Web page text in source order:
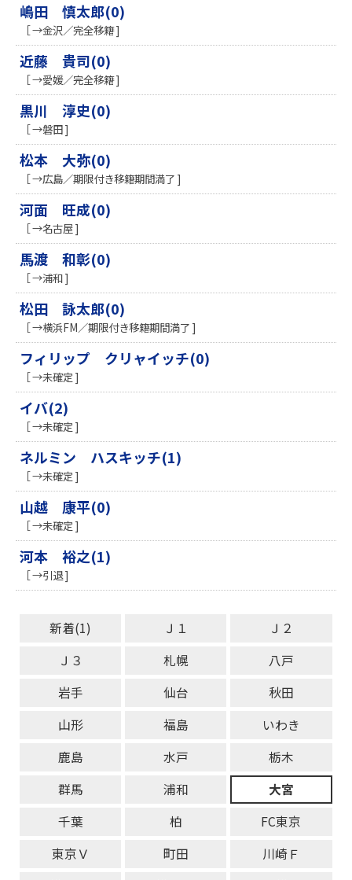
嶋田 慎太郎(0)
［ →金沢／完全移籍 ]
近藤 貴司(0)
［ →愛媛／完全移籍 ]
黒川 淳史(0)
［ →磐田 ]
松本 大弥(0)
［ →広島／期限付き移籍期間満了 ]
河面 旺成(0)
［ →名古屋 ]
馬渡 和彰(0)
［ →浦和 ]
松田 詠太郎(0)
［ →横浜FM／期限付き移籍期間満了 ]
フィリップ クリャイッチ(0)
［ →未確定 ]
イバ(2)
［ →未確定 ]
ネルミン ハスキッチ(1)
［ →未確定 ]
山越 康平(0)
［ →未確定 ]
河本 裕之(1)
［ →引退 ]
新着(1) Ｊ１
Ｊ２
Ｊ３
札幌
八戸
岩手
仙台
秋田
山形
福島
いわき
鹿島
水戸
栃木
群馬
浦和
大宮
千葉
柏
FC東京
東京Ｖ
町田
川崎Ｆ